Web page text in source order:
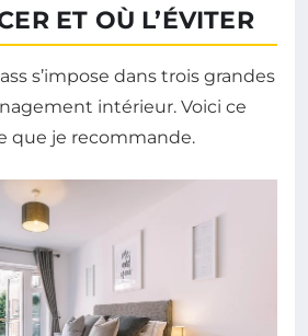
ET OÙ L’ÉVITER
s’impose dans trois grandes
intérieur. Voici ce
que je recommande.